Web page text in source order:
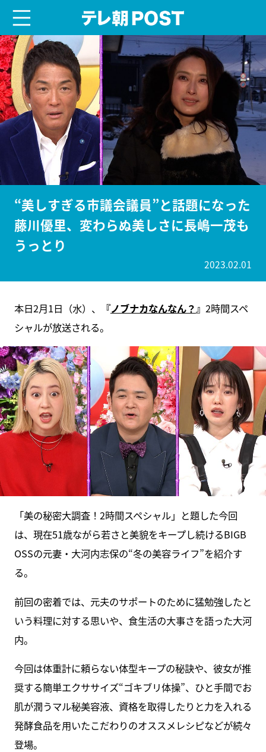
“美しすぎる市議会議員”と話題になった
藤川優里、変わらぬ美しさに長嶋一茂も
うっとり
2023.02.01
本日2月1日（水）、 『ノブナカなんなん？ 』 2時間スペ
シャルが放送される。
「美の秘密大調査！2時間スペシャル」と題した今回
は、現在51歳ながら若さと美貌をキープし続けるBIGB
OSSの元妻・大河内志保の“冬の美容ライフ”を紹介す
る。
前回の密着では、元夫のサポートのために猛勉強したと
いう料理に対する思いや、食生活の大事さを語った大河
内。
今回は体重計に頼らない体型キープの秘訣や、彼女が推
奨する簡単エクササイズ“ゴキブリ体操”、ひと手間でお
肌が潤うマル秘美容液、資格を取得したりと力を入れる
発酵食品を用いたこだわりのオススメレシピなどが続々
登場。